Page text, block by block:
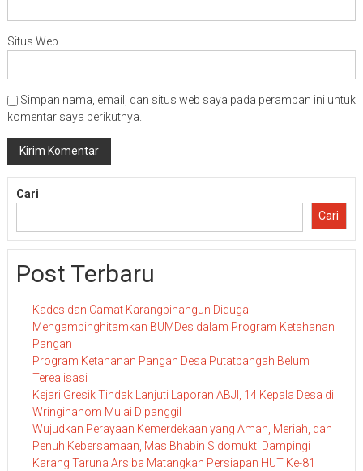
Situs Web
Simpan nama, email, dan situs web saya pada peramban ini untuk
komentar saya berikutnya.
Cari
Cari
Post Terbaru
Kades dan Camat Karangbinangun Diduga
Mengambinghitamkan BUMDes dalam Program Ketahanan
Pangan
Program Ketahanan Pangan Desa Putatbangah Belum
Terealisasi
Kejari Gresik Tindak Lanjuti Laporan ABJI, 14 Kepala Desa di
Wringinanom Mulai Dipanggil
Wujudkan Perayaan Kemerdekaan yang Aman, Meriah, dan
Penuh Kebersamaan, Mas Bhabin Sidomukti Dampingi
Karang Taruna Arsiba Matangkan Persiapan HUT Ke-81